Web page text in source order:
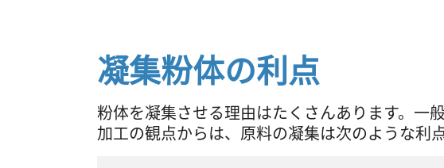
凝集粉体の利点
粉体を凝集させる理由はたくさんあります。一
加工の観点からは、原料の凝集は次のような利